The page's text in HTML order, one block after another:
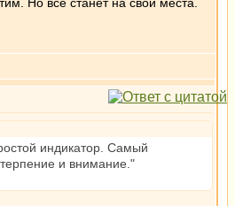
индикатор. Самый
и внимание."